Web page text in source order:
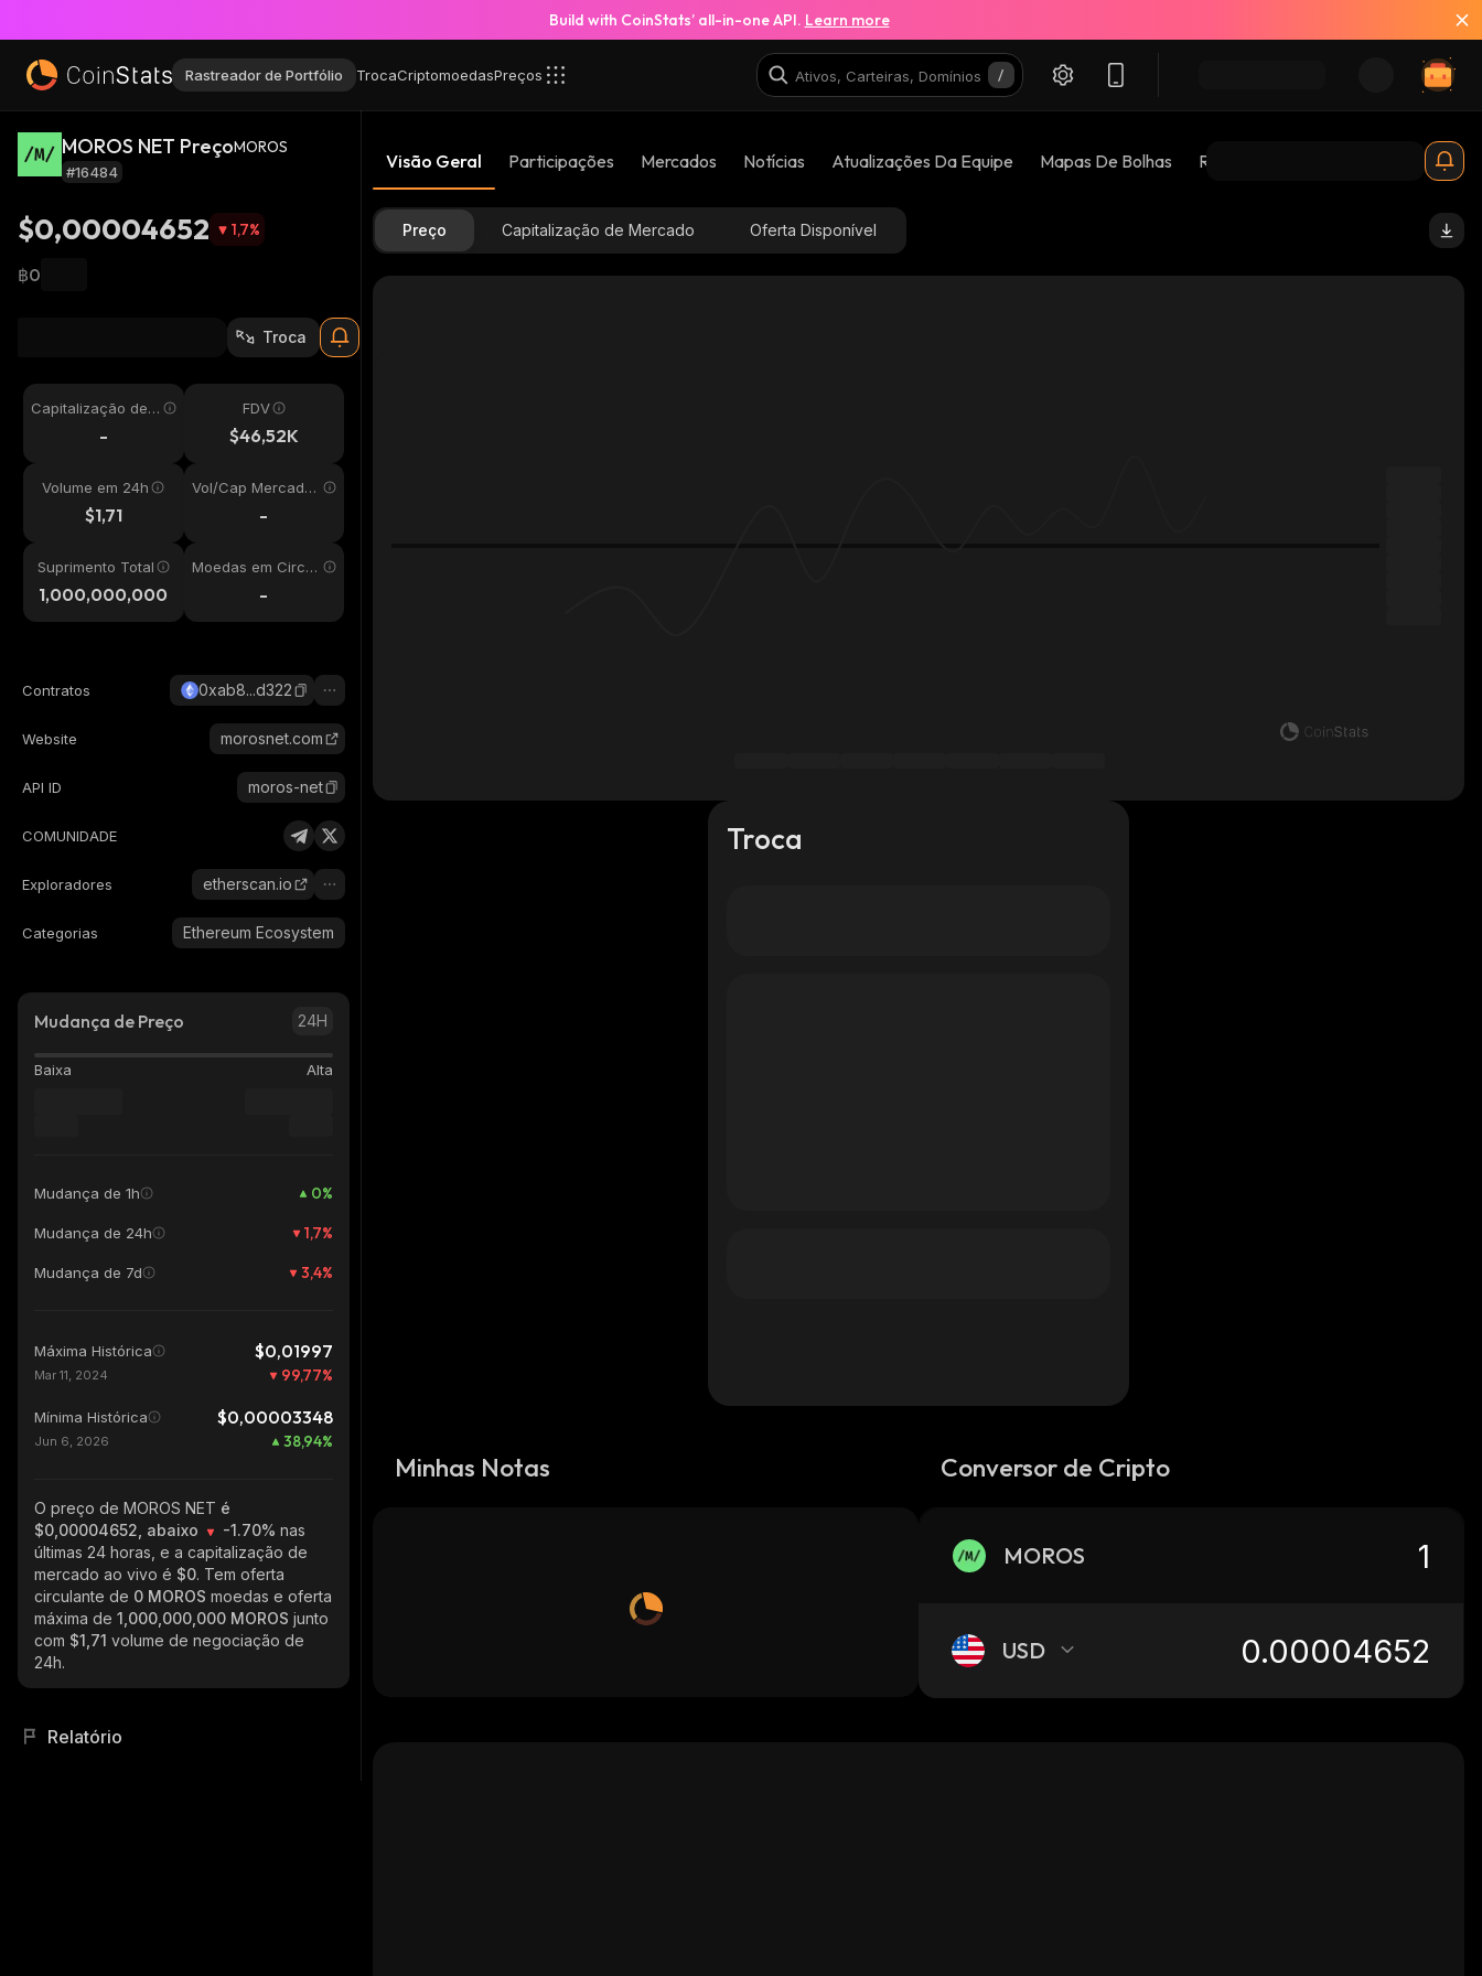
Build with CoinStats’ all-in-one API. Learn more
Rastreador de Portfólio TrocaCriptomoedasPreços
MOROS NET PreçoMOROS
#16484
$0,00004652 1,7%
฿0
Troca
Capitalização de
-
FDV
$46,52K
Volume em 24h
$1,71
Vol/Cap Mercado
-
Suprimento Total
1,000,000,000
Moedas em Circul
-
Contratos 0xab8...d322
Website morosnet.com
API ID moros-net
COMUNIDADE
Exploradores etherscan.io
Categorias Ethereum Ecosystem
Mudança de Preço 24H
Baixa Alta
Mudança de 1h 0%
Mudança de 24h 1,7%
Mudança de 7d 3,4%
Máxima Histórica $0,01997
Mar 11, 2024 99,77%
Mínima Histórica $0,00003348
Jun 6, 2026 38,94%
O preço de MOROS NET é
$0,00004652, abaixo
-1.70% nas
últimas 24 horas, e a capitalização de
mercado ao vivo é $0. Tem oferta
circulante de 0 MOROS moedas e oferta
máxima de 1,000,000,000 MOROS junto
com $1,71 volume de negociação de
24h.
Relatório
Visão Geral Participações Mercados Notícias Atualizações Da Equipe Mapas De Bolhas Riscos 😱
Preço Capitalização de Mercado Oferta Disponível
Troca
Minhas Notas Conversor de Cripto
MOROS
USD